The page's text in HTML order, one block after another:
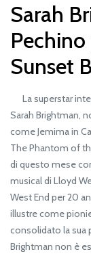
Sarah
Sunset
La superstar
Sarah Brightman,
come Jemima in
The Phantom of
di questo mese
musical di Lloyd
West End per 20
illustre come
consolidato la sua
Brightman non è